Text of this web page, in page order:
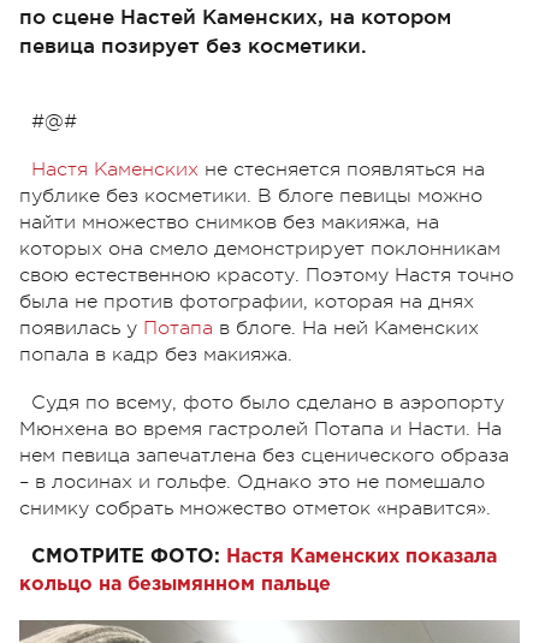
по сцене Настей Каменских, на котором
певица позирует без косметики.
#@#
Настя Каменских не стесняется появляться на
публике без косметики. В блоге певицы можно
найти множество снимков без макияжа, на
которых она смело демонстрирует поклонникам
свою естественною красоту. Поэтому Настя точно
была не против фотографии, которая на днях
появилась у Потапа в блоге. На ней Каменских
попала в кадр без макияжа.
Судя по всему, фото было сделано в аэропорту
Мюнхена во время гастролей Потапа и Насти. На
нем певица запечатлена без сценического образа
– в лосинах и гольфе. Однако это не помешало
снимку собрать множество отметок «нравится».
СМОТРИТЕ ФОТО: Настя Каменских показала
кольцо на безымянном пальце